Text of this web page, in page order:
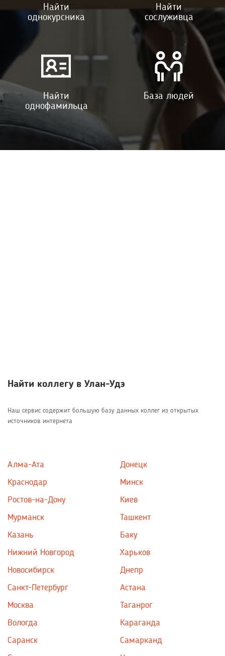
Найти
однокурсника
Найти
сослуживца
Найти
однофамильца
База людей
Найти коллегу в Улан-Удэ
Наш сервис содержит большую базу данных коллег из открытых
источников интернета
Алма-Ата
Краснодар
Ростов-на-Дону
Мурманск
Казань
Нижний Новгород
Новосибирск
Санкт-Петербург
Москва
Донецк
Минск
Киев
Ташкент
Баку
Харьков
Днепр
Астана
Таганрог
Вологда
Саранск
Караганда
Самарканд